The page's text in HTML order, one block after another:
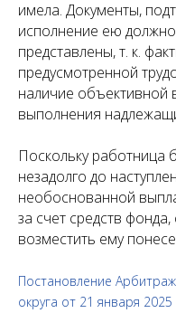
имела. Документы,
исполнение ею
представлены, т. к.
предусмотренной
наличие объективной
выполнения
Поскольку работница
незадолго до
необоснованной
за счет средств
возместить ему
Постановление
округа от 21 января